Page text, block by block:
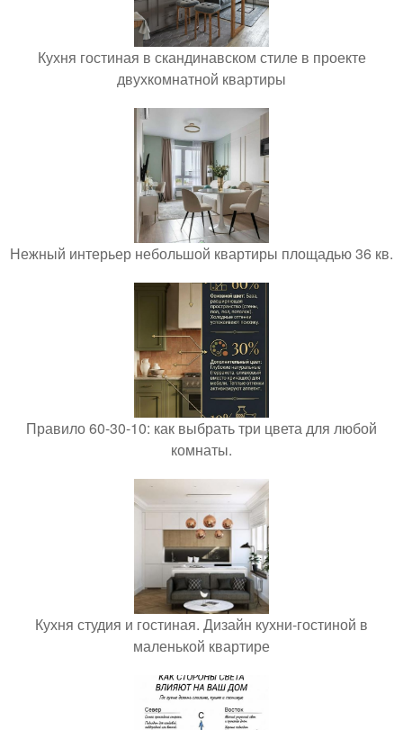
Кухня гостиная в скандинавском стиле в проекте
двухкомнатной квартиры
Нежный интерьер небольшой квартиры площадью 36 кв.
Правило 60-30-10: как выбрать три цвета для любой
комнаты.
Кухня студия и гостиная. Дизайн кухни-гостиной в
маленькой квартире